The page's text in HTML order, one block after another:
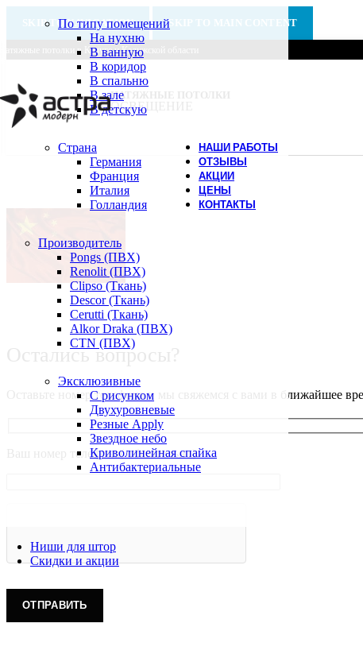
SKIP TO NAVIGATION SKIP TO MAIN CONTENT
потолки в Калуге и Калужской области
НАТЯЖНЫЕ ПОТОЛКИ
ОСВЕЩЕНИЕ
По типу помещений
На нухню
В ванную
В коридор
В спальню
В зале
В детскую
Страна
Германия
Франция
Италия
Голландия
Производитель
Pongs (ПВХ)
Renolit (ПВХ)
Clipso (Ткань)
Descor (Ткань)
Cerutti (Ткань)
Alkor Draka (ПВХ)
CTN (ПВХ)
Эксклюзивные
С рисунком
Двухуровневые
Резные Apply
Звездное небо
Криволинейная спайка
Антибактериальные
Ниши для штор
Скидки и акции
НАШИ РАБОТЫ
ОТЗЫВЫ
АКЦИИ
ЦЕНЫ
КОНТАКТЫ
Остались вопросы?
Оставьте номер телефона и мы свяжемся с вами в ближайшее
Ваш номер телефона( обязательно)